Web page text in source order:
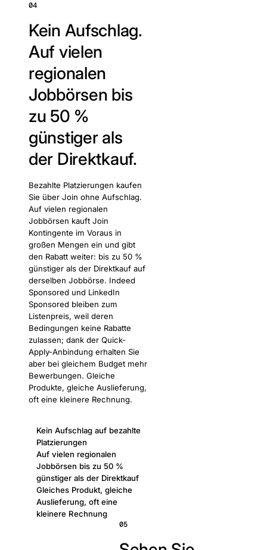
04
Kein Aufschlag.
Auf vielen
regionalen
Jobbörsen bis
zu 50 %
günstiger als
der Direktkauf.
Bezahlte Platzierungen kaufen
Sie über Join ohne Aufschlag.
Auf vielen regionalen
Jobbörsen kauft Join
Kontingente im Voraus in
großen Mengen ein und gibt
den Rabatt weiter: bis zu 50 %
günstiger als der Direktkauf auf
derselben Jobbörse. Indeed
Sponsored und LinkedIn
Sponsored bleiben zum
Listenpreis, weil deren
Bedingungen keine Rabatte
zulassen; dank der Quick-
Apply-Anbindung erhalten Sie
aber bei gleichem Budget mehr
Bewerbungen. Gleiche
Produkte, gleiche Auslieferung,
oft eine kleinere Rechnung.
Kein Aufschlag auf bezahlte
Platzierungen
Auf vielen regionalen
Jobbörsen bis zu 50 %
günstiger als der Direktkauf
Gleiches Produkt, gleiche
Auslieferung, oft eine
kleinere Rechnung
05